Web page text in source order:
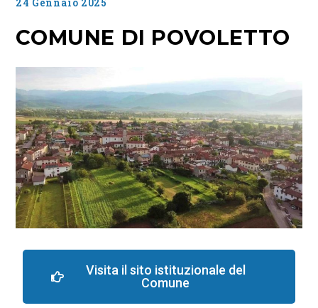
COMUNE DI POVOLETTO
Visita il sito istituzionale del
Comune